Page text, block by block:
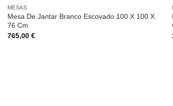
MESAS
Mesa De Jantar Branco Escovado 100 X 100 X
76 Cm
765,00 €